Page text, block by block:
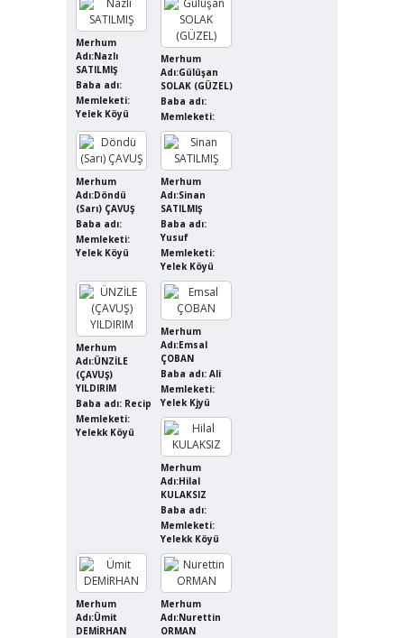
Merhum
Adı:Nazlı
SATILMIŞ
Baba adı:
Memleketi:
Yelek Köyü
Merhum
Adı:Gülüşan
SOLAK (GÜZEL)
Baba adı:
Memleketi:
Merhum
Adı:Döndü
(Sarı) ÇAVUŞ
Baba adı:
Memleketi:
Yelek Köyü
Merhum
Adı:Sinan
SATILMIŞ
Baba adı:
Yusuf
Memleketi:
Yelek Köyü
Merhum
Adı:ÜNZİLE
(ÇAVUŞ)
YILDIRIM
Baba adı: Recip
Memleketi:
Yelekk Köyü
Merhum
Adı:Emsal
ÇOBAN
Baba adı: Ali
Memleketi:
Yelek Kjyü
Merhum
Adı:Hilal
KULAKSIZ
Baba adı:
Memleketi:
Yelekk Köyü
Merhum
Adı:Ümit
DEMİRHAN
Merhum
Adı:Nurettin
ORMAN